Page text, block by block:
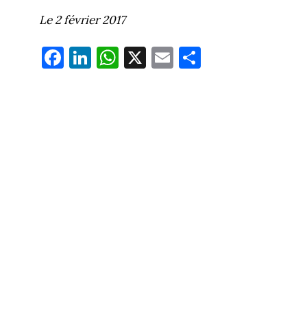
Le 2 février 2017
Fa
ce
Li
nk
W
ha
X E
m
Pa